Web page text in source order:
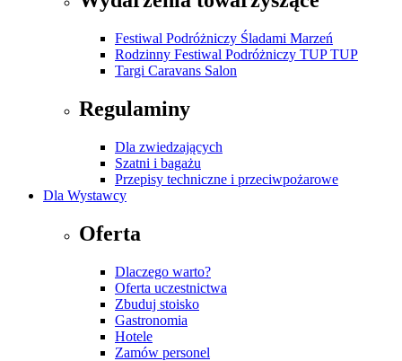
Festiwal Podróżniczy Śladami Marzeń
Rodzinny Festiwal Podróżniczy TUP TUP
Targi Caravans Salon
Regulaminy
Dla zwiedzających
Szatni i bagażu
Przepisy techniczne i przeciwpożarowe
Dla Wystawcy
Oferta
Dlaczego warto?
Oferta uczestnictwa
Zbuduj stoisko
Gastronomia
Hotele
Zamów personel